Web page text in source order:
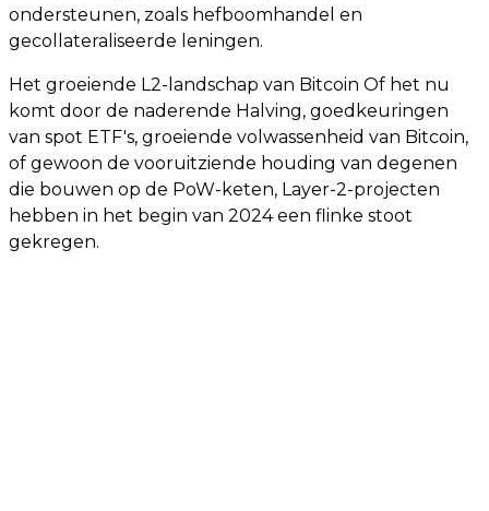
ondersteunen, zoals hefboomhandel en
gecollateraliseerde leningen.
Het groeiende L2-landschap van Bitcoin Of het nu
komt door de naderende Halving, goedkeuringen
van spot ETF's, groeiende volwassenheid van Bitcoin,
of gewoon de vooruitziende houding van degenen
die bouwen op de PoW-keten, Layer-2-projecten
hebben in het begin van 2024 een flinke stoot
gekregen.